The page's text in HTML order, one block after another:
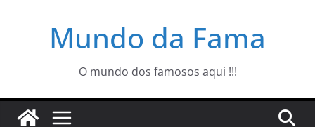
Mundo da Fama
O mundo dos famosos aqui !!!